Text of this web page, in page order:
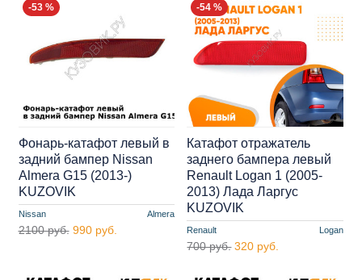
-53 %
Nissan Almera
Фонарь-катафот левый в
задний бампер Nissan
Almera G15 (2013-)
KUZOVIK
2100 руб. 990 руб.
-54 %
Renault Logan
Катафот отражатель
заднего бампера левый
Renault Logan 1 (2005-
2013) Лада Ларгус
KUZOVIK
700 руб. 320 руб.